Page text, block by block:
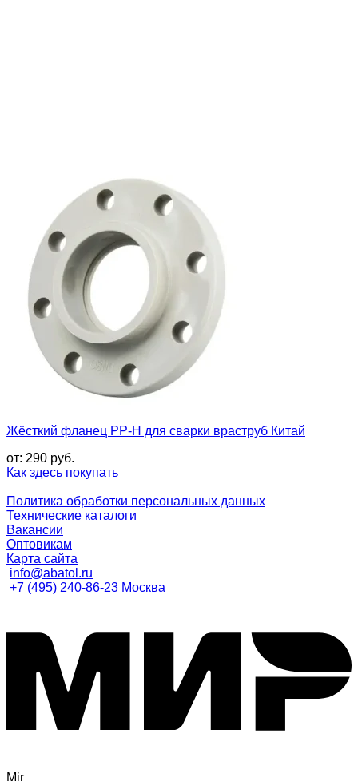
Жёсткий фланец PP-H для сварки враструб Китай
от: 290 руб.
Как здесь покупать
Политика обработки персональных данных
Технические каталоги
Вакансии
Оптовикам
Карта сайта
info@abatol.ru
+7 (495) 240-86-23 Москва
Mir